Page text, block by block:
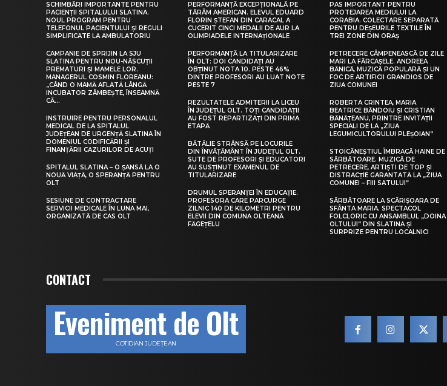
SCHIMBĂRI IMPORTANTE PENTRU
PACIENȚII SPITALULUI SLATINA.
NOUL PROGRAM PENTRU
TELEFONUL PACIENTULUI ȘI REGULI
SIMPLIFICATE LA AMBULATORIU
CAMPANIE DE SPRIJIN LA SJU
SLATINA PENTRU NOU-NĂSCUȚII
PREMATURI ȘI MAMELE LOR.
MANAGERUL COSMIN FLOREANU:
„CÂND O MAMĂ AFLATĂ LÂNGĂ
INCUBATOR ZÂMBEȘTE, ÎNSEAMNĂ
CĂ...
INSTRUIRE PENTRU PERSONALUL
MEDICAL DE LA SPITALUL
JUDEȚEAN DE URGENȚĂ SLATINA ÎN
DOMENIUL CODIFICĂRII ȘI
FINANȚĂRII CAZURILOR DE ACUȚI
SPITALUL SLATINA – O ȘANSĂ LA O
NOUĂ VIAȚĂ, O SPERANȚĂ PENTRU
OLT
SESIUNE DE CONTRACTARE
SERVICII MEDICALE ÎN LUNA MAI,
ORGANIZATĂ DE CAS OLT
PERFORMANȚĂ EXCEPȚIONALĂ PE
TĂRÂM AMERICAN. ELEVUL EDUARD
FLORIN ȘTEFAN DIN CARACAL A
CUCERIT CINCI MEDALII DE AUR LA
OLIMPIADELE INTERNAȚIONALE
PERFORMANȚĂ LA TITULARIZARE
ÎN OLT: DOI CANDIDAȚI AU
OBȚINUT NOTA 10. PESTE 46%
DINTRE PROFESORI AU LUAT NOTE
PESTE 7
REZULTATELE ADMITERII LA LICEU
ÎN JUDEȚUL OLT. TOȚI CANDIDAȚII
AU FOST REPARTIZAȚI DIN PRIMA
ETAPĂ
BĂTĂLIE STRÂNSĂ PE LOCURILE
DIN ÎNVĂȚĂMÂNT ÎN JUDEȚUL OLT.
SUTE DE PROFESORI ȘI EDUCATORI
AU SUSȚINUT EXAMENUL DE
TITULARIZARE
DRUMUL SPERANȚEI ÎN EDUCAȚIE.
PROFESORA CARE PARCURGE
ZILNIC 140 DE KILOMETRI PENTRU
ELEVII DIN COMUNA OLTEANĂ
FĂGEȚELU
PAS IMPORTANT PENTRU
PROTEJAREA MEDIULUI LA
CORABIA. COLECTARE SEPARATĂ
PENTRU DEȘEURILE TEXTILE ÎN
TREI ZONE DIN ORAȘ
PETRECERE CÂMPENEASCĂ DE ZILE
MARI LA FĂRCAȘELE. ANDREEA
BĂNICĂ, MUZICĂ POPULARĂ ȘI UN
FOC DE ARTIFICII GRANDIOS DE
ZIUA COMUNEI
ROBERTA CRINTEA, MARIA
BEATRICE BĂNDOIU ȘI CRISTIAN
BĂNĂȚEANU, PRINTRE INVITAȚII
SPECIALI DE LA „ZIUA
LEGUMICULTORULUI PLEȘOIAN”
STOICĂNEȘTIUL ÎMBRACĂ HAINE DE
SĂRBĂTOARE. MUZICĂ DE
PETRECERE, ARTIȘTI DE TOP ȘI
DISTRACȚIE GARANTATĂ LA „ZIUA
COMUNEI – FIII SATULUI”
SĂRBĂTOARE LA SCĂRIȘOARA DE
SFÂNTA MARIA. SPECTACOL
FOLCLORIC CU ANSAMBLUL „DOINA
OLTULUI” DIN SLATINA ȘI
SURPRIZE PENTRU LOCALNICI
CONTACT
Eveniment de Olt
COTIDIAN JUDEȚEAN